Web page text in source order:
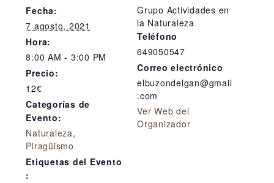
Fecha:
7 agosto, 2021
Hora:
8:00 AM - 3:00 PM
Precio:
12€
Categorías de
Evento:
Naturaleza,
Piragüismo
Etiquetas del Evento
:
Grupo Actividades en
la Naturaleza
Teléfono
649050547
Correo electrónico
elbuzondelgan@gmail
.com
Ver Web del
Organizador